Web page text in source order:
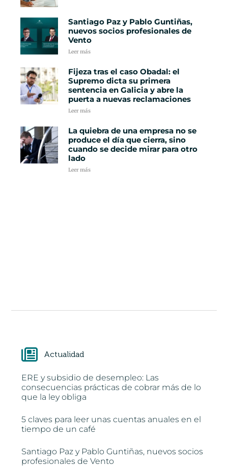
Santiago Paz y Pablo Guntiñas,
nuevos socios profesionales de
Vento
Leer más
Fijeza tras el caso Obadal: el
Supremo dicta su primera
sentencia en Galicia y abre la
puerta a nuevas reclamaciones
Leer más
La quiebra de una empresa no se
produce el día que cierra, sino
cuando se decide mirar para otro
lado
Leer más
Actualidad
ERE y subsidio de desempleo: Las
consecuencias prácticas de cobrar más de lo
que la ley obliga
5 claves para leer unas cuentas anuales en el
tiempo de un café
Santiago Paz y Pablo Guntiñas, nuevos socios
profesionales de Vento